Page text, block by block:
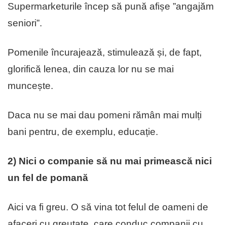
Supermarketurile încep să pună afișe ”angajăm
seniori”.
Pomenile încurajează, stimulează și, de fapt,
glorifică lenea, din cauza lor nu se mai
muncește.
Daca nu se mai dau pomeni rămân mai mulți
bani pentru, de exemplu, educație.
2) Nici o companie să nu mai primească nici
un fel de pomană
Aici va fi greu. O să vina tot felul de oameni de